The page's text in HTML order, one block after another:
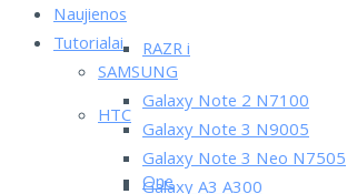
RAZR i
HTC
One
Naujienos
Tutorialai
SAMSUNG
Galaxy Note 2 N7100
Galaxy Note 3 N9005
Galaxy Note 3 Neo N7505